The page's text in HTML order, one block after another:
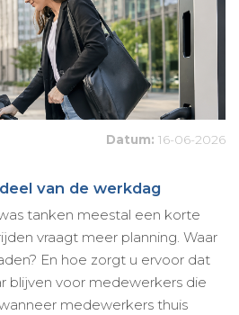
Datum: 16-06-2026
van de werkdag
tanken meestal een korte
vraagt meer planning. Waar
En hoe zorgt u ervoor dat
blijven voor medewerkers die
medewerkers thuis